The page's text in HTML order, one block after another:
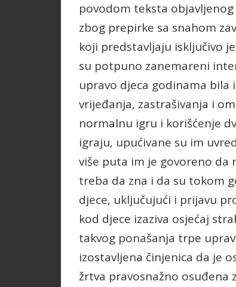
povodom teksta
zbog prepirke sa snahom
koji predstavljaju isključivo
su potpuno zanemareni
upravo djeca godinama
vrijeđanja, zastrašivanja i
normalnu igru i korišćenje
igraju, upućivane su im
više puta im je govoreno da
treba da zna i da su tokom
djece, uključujući i prijavu
kod djece izaziva osjećaj
takvog ponašanja trpe
izostavljena činjenica da je
žrtva pravosnažno osuđena